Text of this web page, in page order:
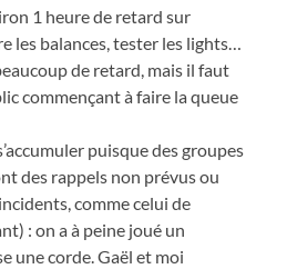
1 heure de retard sur
les balances, tester les lights…
de retard, mais il faut
commençant à faire la queue
puisque des groupes
des rappels non prévus ou
comme celui de
: on a à peine joué un
une corde. Gaël et moi